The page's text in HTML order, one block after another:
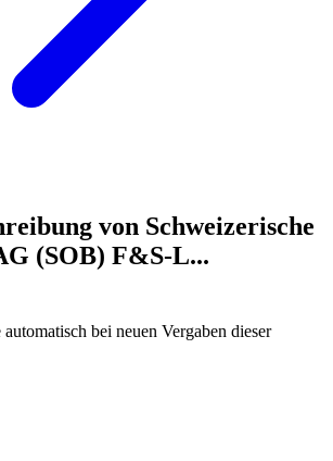
von Schweizerische
(SOB) F&S-L...
bei neuen Vergaben dieser